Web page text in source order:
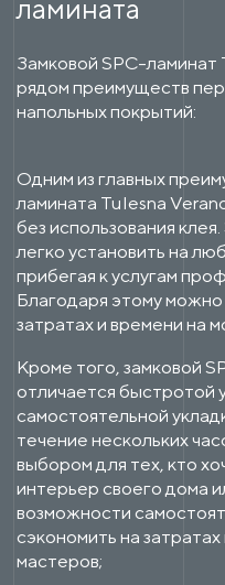
ламината
Замковой SPC-
рядом преимуществ
напольных покрытий:
Одним из главных
ламината Tulesna
без использования
легко установить на
прибегая к услугам
Благодаря этому можно
затратах и времени на
Кроме того, замковой
отличается быстротой
самостоятельной
течение нескольких
выбором для тех, кто
интерьер своего дома
возможности
сэкономить на
мастеров;